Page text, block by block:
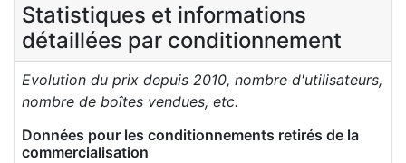
Statistiques et informations
détaillées par conditionnement
Evolution du prix depuis 2010, nombre d'utilisateurs,
nombre de boîtes vendues, etc.
Données pour les conditionnements retirés de la
commercialisation